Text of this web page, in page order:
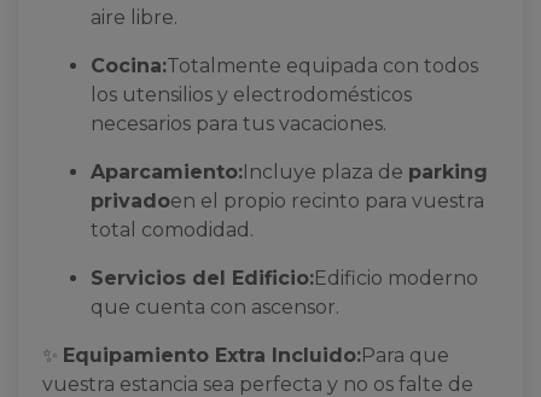
aire libre.
Cocina:Totalmente equipada con todos
los utensilios y electrodomésticos
necesarios para tus vacaciones.
Aparcamiento:Incluye plaza de parking
privadoen el propio recinto para vuestra
total comodidad.
Servicios del Edificio:Edificio moderno
que cuenta con ascensor.
✨ Equipamiento Extra Incluido:Para que
vuestra estancia sea perfecta y no os falte de